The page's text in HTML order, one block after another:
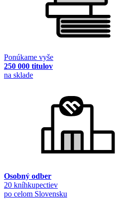
Ponúkame vyše
250 000 titulov
na sklade
Osobný odber
20 kníhkupectiev
po celom Slovensku